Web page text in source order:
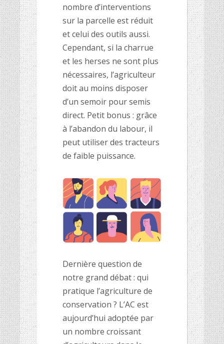
nombre d’interventions
sur la parcelle est réduit
et celui des outils aussi.
Cependant, si la charrue
et les herses ne sont plus
nécessaires, l’agriculteur
doit au moins disposer
d’un semoir pour semis
direct. Petit bonus : grâce
à l’abandon du labour, il
peut utiliser des tracteurs
de faible puissance.
Dernière question de
notre grand débat : qui
pratique l’agriculture de
conservation ? L’AC est
aujourd’hui adoptée par
un nombre croissant